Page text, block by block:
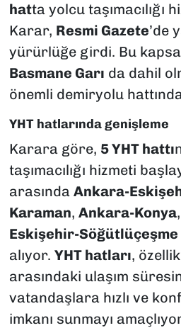
hatta yolcu taşımacılığı
Karar, Resmi Gazete’de
yürürlüğe girdi. Bu
Basmane Garı da dahil
önemli demiryolu
YHT hatlarında genişleme
Karara göre, 5 YHT hattı
taşımacılığı hizmeti
arasında Ankara-
Karaman, Ankara-Konya,
Eskişehir-Söğütlüçeşme
alıyor. YHT hatları,
arasındaki ulaşım
vatandaşlara hızlı ve
imkanı sunmayı